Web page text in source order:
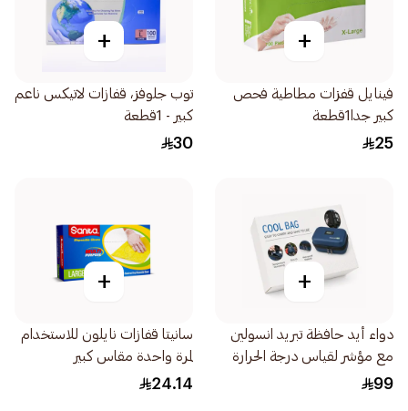
+
فينايل قفزات مطاطية فحص
كبير جدا1قطعة
25
+
توب جلوفز، قفازات لاتيكس ناعم
كبير - 1قطعة
30
+
دواء أيد حافظة تبريد انسولين
مع مؤشر لقياس درجة الحرارة
1قطعة
99
+
سانيتا قفازات نايلون للاستخدام
لمرة واحدة مقاس كبير
100قطعة
24.14